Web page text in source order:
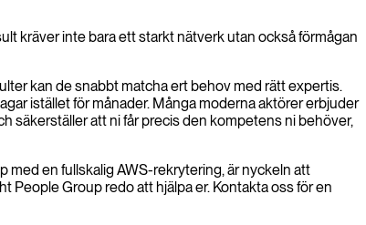
kräver inte bara ett starkt nätverk utan också förmågan
kan de snabbt matcha ert behov med rätt expertis.
istället för månader. Många moderna aktörer erbjuder
säkerställer att ni får precis den kompetens ni behöver,
med en fullskalig AWS-rekrytering, är nyckeln att
People Group redo att hjälpa er. Kontakta oss för en